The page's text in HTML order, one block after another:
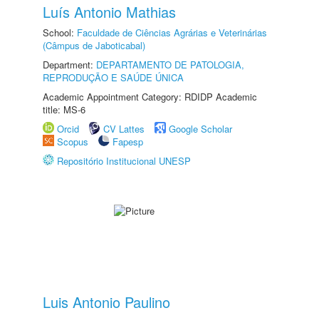
Luís Antonio Mathias
School: Faculdade de Ciências Agrárias e Veterinárias
(Câmpus de Jaboticabal)
Department: DEPARTAMENTO DE PATOLOGIA,
REPRODUÇÃO E SAÚDE ÚNICA
Academic Appointment Category: RDIDP Academic
title: MS-6
Orcid
CV Lattes
Google Scholar
Scopus
Fapesp
Repositório Institucional UNESP
Luis Antonio Paulino